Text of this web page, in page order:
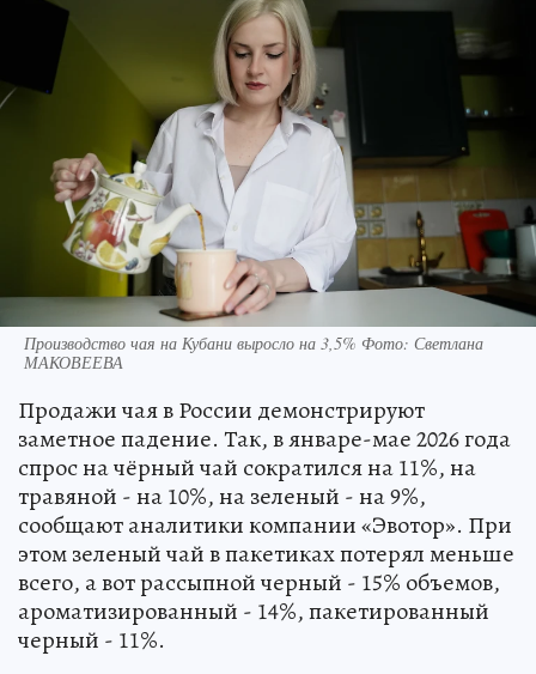
Производство чая на Кубани выросло на 3,5% Фото: Светлана
МАКОВЕЕВА
Продажи чая в России демонстрируют
заметное падение. Так, в январе-мае 2026 года
спрос на чёрный чай сократился на 11%, на
травяной - на 10%, на зеленый - на 9%,
сообщают аналитики компании «Эвотор». При
этом зеленый чай в пакетиках потерял меньше
всего, а вот рассыпной черный - 15% объемов,
ароматизированный - 14%, пакетированный
черный - 11%.